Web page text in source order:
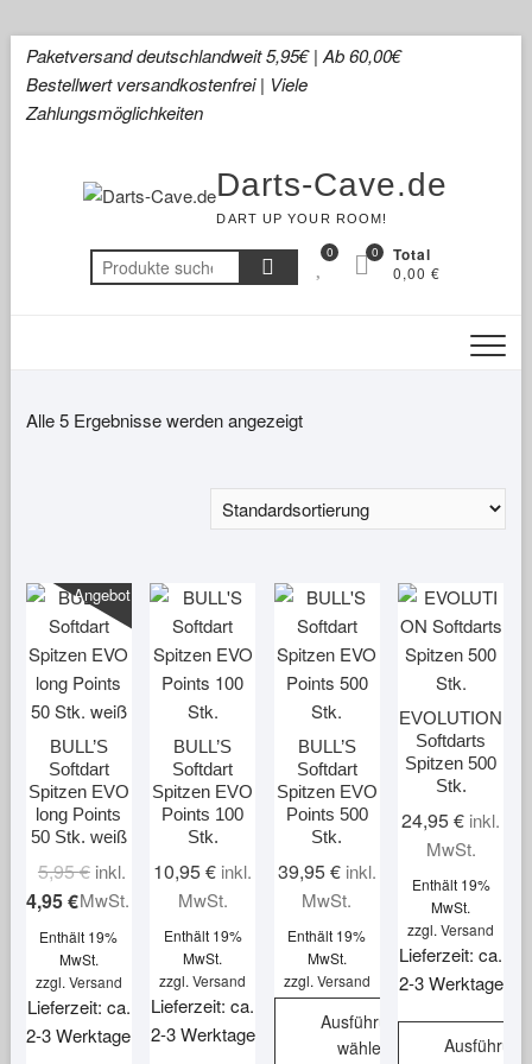
Skip
content
Paketversand deutschlandweit 5,95€ | Ab 60,00€
Bestellwert versandkostenfrei | Viele
Zahlungsmöglichkeiten
Darts-Cave.de
DART UP YOUR ROOM!
Suchen
nach:
0 Total
0,00 €
0
Alle 5 Ergebnisse werden angezeigt
Angebot!
BULL’S
Softdart
Spitzen EVO
long Points
50 Stk. weiß
5,95€ Ursprünglicher
Preis
5,95 €
4,95€
Aktueller
Preis
4,95 €.
inkl.
MwSt.
Enthält 19%
MwSt.
zzgl. Versand
Lieferzeit: ca.
2-3 Werktage
BULL’S
Softdart
Spitzen EVO
Points 100
Stk.
10,95€ inkl.
MwSt.
Enthält 19%
MwSt.
zzgl.Versand
Lieferzeit: ca.
2-3 Werktage
BULL’S
Softdart
Spitzen EVO
Points 500
Stk.
39,95€ inkl.
MwSt.
Enthält 19%
MwSt.
zzgl. Versand
Ausführung
wählen
EVOLUTION
Softdarts
Spitzen 500
Stk.
24,95€ inkl.
MwSt.
Enthält 19%
MwSt.
zzgl.Versand
Lieferzeit: ca.
2-3 Werktage
Ausführung